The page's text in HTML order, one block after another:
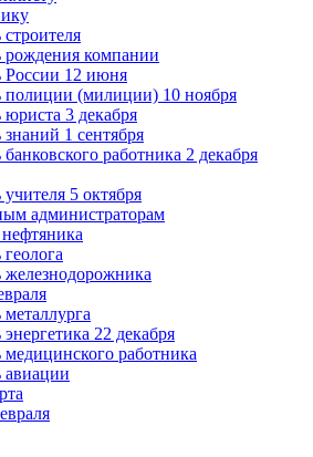
компании
России 12 июня
(милиции) 10 ноября
3 декабря
1 сентября
работника 2 декабря
5 октября
администраторам
22 декабря
работника